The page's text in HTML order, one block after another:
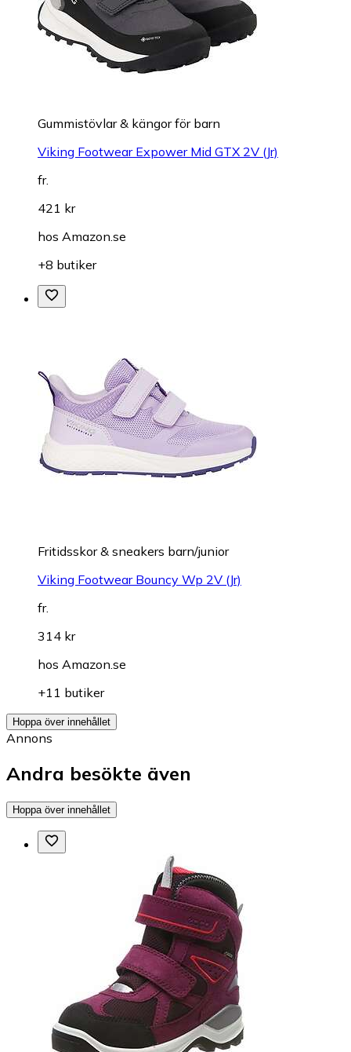
Gummistövlar & kängor för barn
Viking Footwear Expower Mid GTX 2V (Jr)
fr.
421 kr
hos Amazon.se
+8 butiker
Fritidsskor & sneakers barn/junior
Viking Footwear Bouncy Wp 2V (Jr)
fr.
314 kr
hos Amazon.se
+11 butiker
Hoppa över innehållet
Annons
Andra besökte även
Hoppa över innehållet